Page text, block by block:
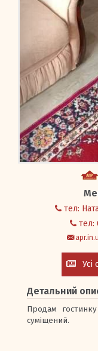
тел:
тел:
Усі
Детальний
Продам
суміщений.